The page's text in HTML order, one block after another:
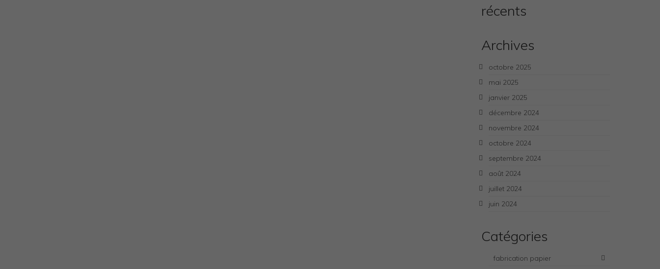
récents
Archives
octobre 2025
mai 2025
janvier 2025
décembre 2024
novembre 2024
octobre 2024
septembre 2024
août 2024
juillet 2024
juin 2024
Catégories
fabrication papier